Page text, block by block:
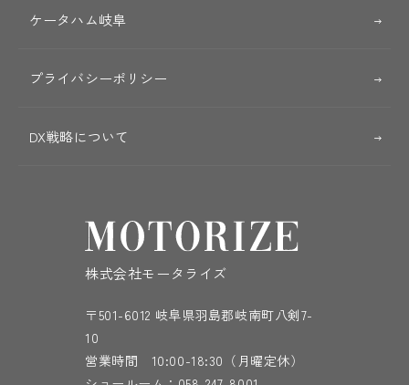
ケータハム岐阜
プライバシーポリシー
DX戦略について
株式会社モータライズ
〒501-6012 岐阜県羽島郡岐南町八剣7-
10
営業時間 10:00-18:30（月曜定休）